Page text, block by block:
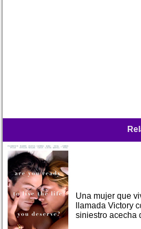
Una mujer que
llamada Victory
siniestro acecha